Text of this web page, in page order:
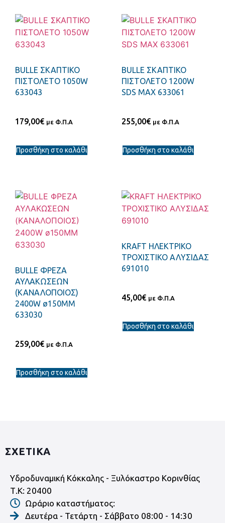
BULLE ΣΚΑΠΤΙΚΟ
ΠΙΣΤΟΛΕΤΟ 1050W
633043
179,00€ με Φ.Π.Α
Προσθήκη στο καλάθι
BULLE ΣΚΑΠΤΙΚΟ
ΠΙΣΤΟΛΕΤΟ 1200W
SDS MAX 633061
255,00€ με Φ.Π.Α
Προσθήκη στο καλάθι
BULLE ΦΡΕΖΑ
ΑΥΛΑΚΩΣΕΩΝ
(ΚΑΝΑΛΟΠΟΙΟΣ)
2400W ø150MM
633030
259,00€ με Φ.Π.Α
Προσθήκη στο καλάθι
KRAFT ΗΛΕΚΤΡΙΚΟ
ΤΡΟΧΙΣΤΙΚΟ ΑΛΥΣΙΔΑΣ
691010
45,00€ με Φ.Π.Α
Προσθήκη στο καλάθι
ΣΧΕΤΙΚΑ
Υδροδυναμική Κόκκαλης - Ξυλόκαστρο Κορινθίας
Τ.Κ: 20400
Ωράριο καταστήματος:
Δευτέρα - Τετάρτη - Σάββατο 08:00 - 14:30